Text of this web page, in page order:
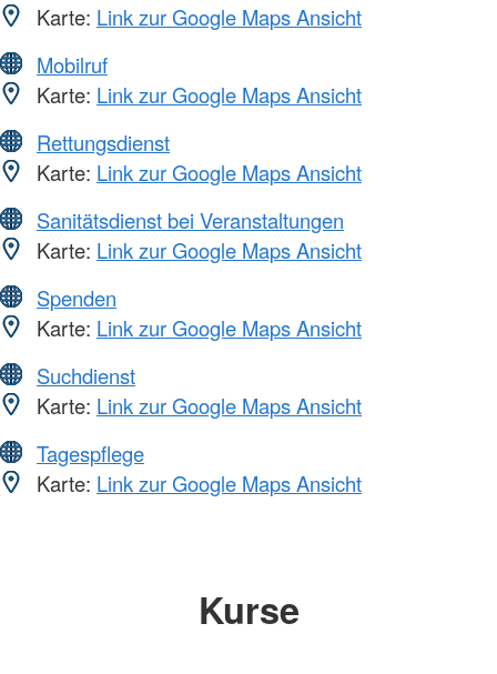
Karte: Link zur Google Maps Ansicht
Mobilruf
Karte: Link zur Google Maps Ansicht
Rettungsdienst
Karte: Link zur Google Maps Ansicht
Sanitätsdienst bei Veranstaltungen
Karte: Link zur Google Maps Ansicht
Spenden
Karte: Link zur Google Maps Ansicht
Suchdienst
Karte: Link zur Google Maps Ansicht
Tagespflege
Karte: Link zur Google Maps Ansicht
Kurse